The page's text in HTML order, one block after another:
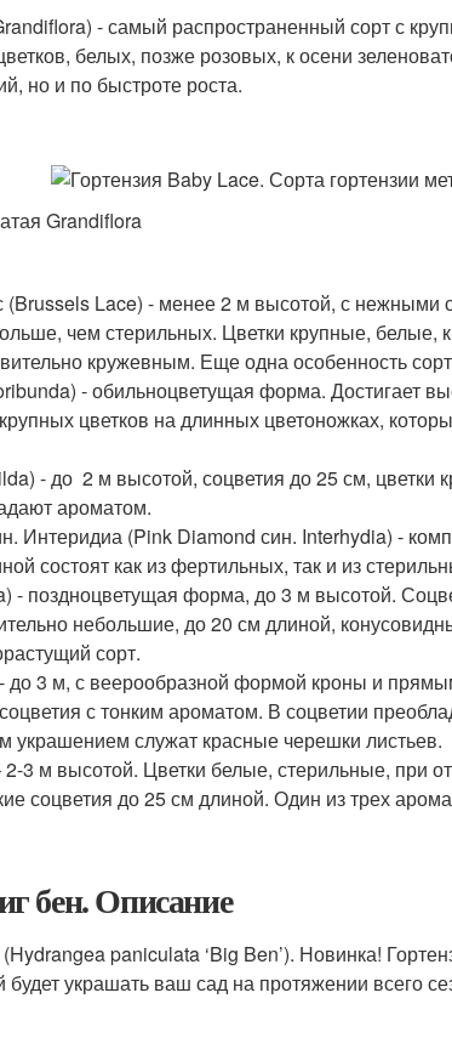
- самый распространенный сорт с
белых, позже розовых, к осени
но и по быстроте роста.
Grandiflora
(Brussels Lace) - менее 2 м высотой, с нежными
чем стерильных. Цветки крупные,
кружевным. Еще одна особенность
- обильноцветущая форма. Достигает
цветков на длинных цветоножках,
- до 2 м высотой, соцветия до 25 см, цветки
ароматом.
Интеридиа (Pink Diamond син. Interhydia) -
состоят как из фертильных, так и из
- поздноцветущая форма, до 3 м высотой.
небольшие, до 20 см длиной,
сорт.
до 3 м, с веерообразной формой кроны и
с тонким ароматом. В соцветии
украшением служат красные черешки листьев.
3 м высотой. Цветки белые, стерильные, при
соцветия до 25 см длиной. Один из трех
бен. Описание
paniculata ‘Big Ben’). Новинка!
будет украшать ваш сад на протяжении всего